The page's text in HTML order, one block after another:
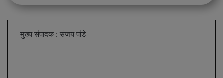
मुख्य संपादक : संजय पांडे